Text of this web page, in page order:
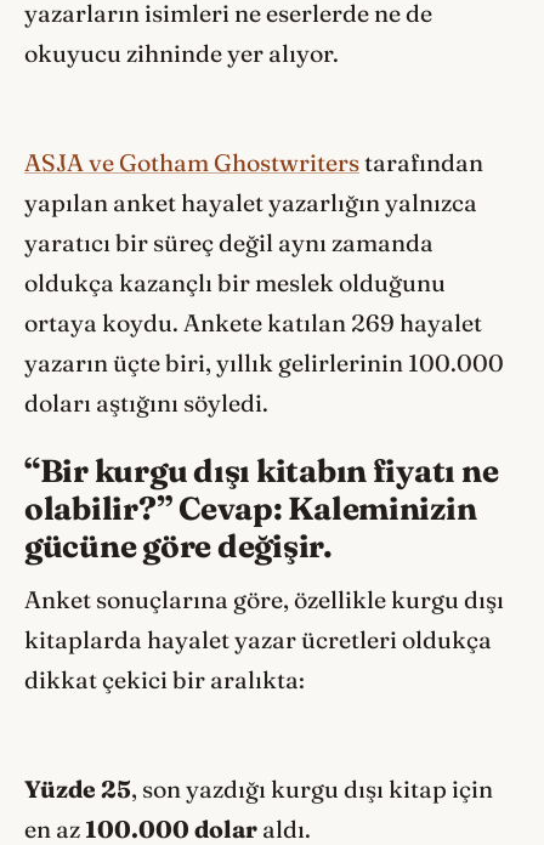
yazarların isimleri ne eserlerde ne de
okuyucu zihninde yer alıyor.
ASJA ve Gotham Ghostwriterstarafından
yapılan anket hayalet yazarlığın yalnızca
yaratıcı bir süreç değil aynı zamanda
oldukça kazançlı bir meslek olduğunu
ortaya koydu. Ankete katılan 269 hayalet
yazarın üçte biri, yıllık gelirlerinin 100.000
doları aştığını söyledi.
“Bir kurgu dışı kitabın fiyatı ne
olabilir?” Cevap: Kaleminizin
gücüne göre değişir.
Anket sonuçlarına göre, özellikle kurgu dışı
kitaplarda hayalet yazar ücretleri oldukça
dikkat çekici bir aralıkta:
Yüzde 25, son yazdığı kurgu dışı kitap için
en az 100.000 dolar aldı.